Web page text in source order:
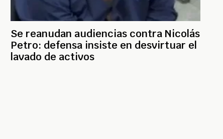
Se reanudan audiencias contra Nicolás
Petro: defensa insiste en desvirtuar el
lavado de activos